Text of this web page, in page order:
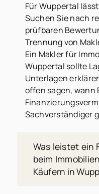
Für Wuppertal
Suchen Sie nach
prüfbaren
Trennung von
Ein Makler für
Wuppertal sollte
Unterlagen
offen sagen, wann
Sachverständiger
Was leistet ein
beim
Käufern in